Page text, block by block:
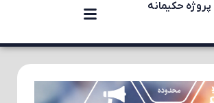
حکیمانه